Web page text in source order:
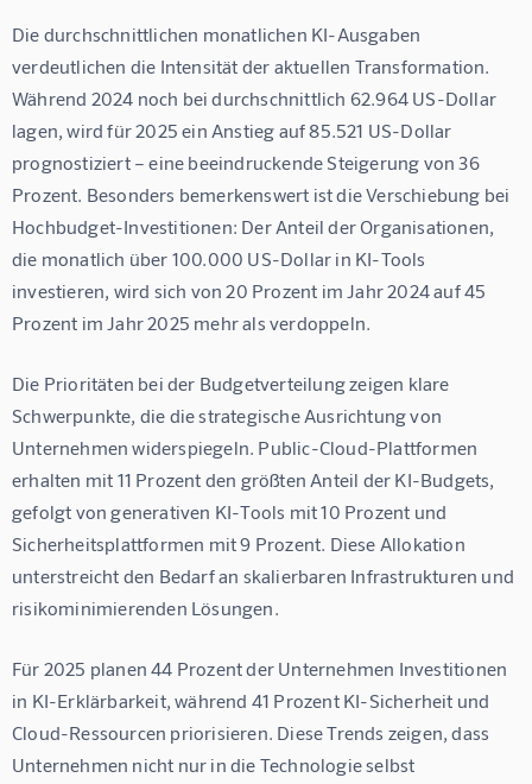
Die durchschnittlichen monatlichen KI-Ausgaben
verdeutlichen die Intensität der aktuellen Transformation.
Während 2024 noch bei durchschnittlich 62.964 US-Dollar
lagen, wird für 2025 ein Anstieg auf 85.521 US-Dollar
prognostiziert – eine beeindruckende Steigerung von 36
Prozent. Besonders bemerkenswert ist die Verschiebung bei
Hochbudget-Investitionen: Der Anteil der Organisationen,
die monatlich über 100.000 US-Dollar in KI-Tools
investieren, wird sich von 20 Prozent im Jahr 2024 auf 45
Prozent im Jahr 2025 mehr als verdoppeln.
Die Prioritäten bei der Budgetverteilung zeigen klare
Schwerpunkte, die die strategische Ausrichtung von
Unternehmen widerspiegeln. Public-Cloud-Plattformen
erhalten mit 11 Prozent den größten Anteil der KI-Budgets,
gefolgt von generativen KI-Tools mit 10 Prozent und
Sicherheitsplattformen mit 9 Prozent. Diese Allokation
unterstreicht den Bedarf an skalierbaren Infrastrukturen und
risikominimierenden Lösungen.
Für 2025 planen 44 Prozent der Unternehmen Investitionen
in KI-Erklärbarkeit, während 41 Prozent KI-Sicherheit und
Cloud-Ressourcen priorisieren. Diese Trends zeigen, dass
Unternehmen nicht nur in die Technologie selbst